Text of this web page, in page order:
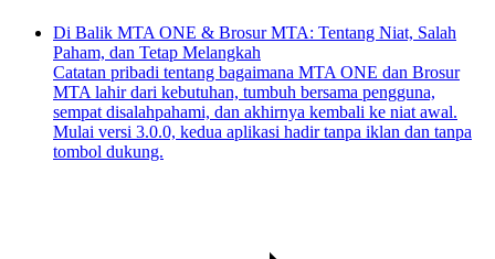
Di Balik MTA ONE & Brosur MTA: Tentang Niat, Salah
Paham, dan Tetap Melangkah
Catatan pribadi tentang bagaimana MTA ONE dan Brosur
MTA lahir dari kebutuhan, tumbuh bersama pengguna,
sempat disalahpahami, dan akhirnya kembali ke niat awal.
Mulai versi 3.0.0, kedua aplikasi hadir tanpa iklan dan tanpa
tombol dukung.